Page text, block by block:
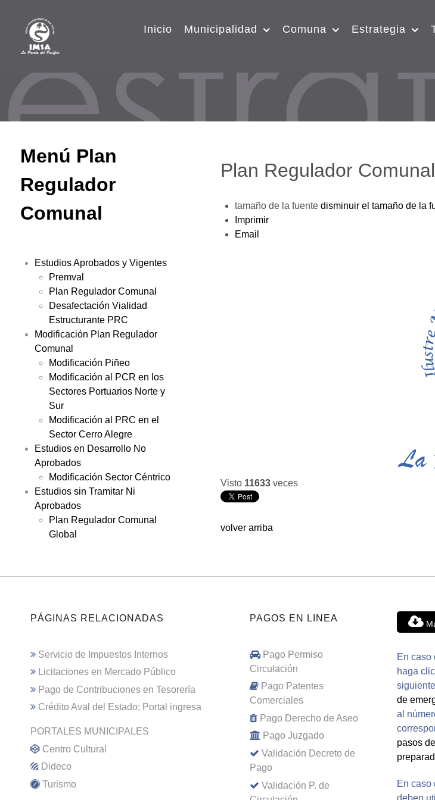
Inicio Municipalidad Comuna Estrategia
Menú Plan
Regulador
Comunal
Estudios Aprobados y Vigentes
Premval
Plan Regulador Comunal
Desafectación Vialidad
Estructurante PRC
Modificación Plan Regulador
Comunal
Modificación Piñeo
Modificación al PCR en los
Sectores Portuarios Norte y
Sur
Modificación al PRC en el
Sector Cerro Alegre
Estudios en Desarrollo No
Aprobados
Modificación Sector Céntrico
Estudios sin Tramitar Ni
Aprobados
Plan Regulador Comunal
Global
Plan Regulador
tamaño de la fuente disminuir el tamaño de la
Imprimir
Email
Visto 11633 veces
volver arriba
PÁGINAS RELACIONADAS
Servicio de Impuestos Internos
Licitaciones en Mercado Público
Pago de Contribuciones en Tesorería
Crédito Aval del Estado; Portal ingresa
PORTALES MUNICIPALES
Centro Cultural
Dideco
Turismo
PAGOS EN LINEA
Pago Permiso
Circulación
Pago Patentes
Comerciales
Pago Derecho de Aseo
Pago Juzgado
Validación Decreto de
Pago
Validación P. de
En caso
haga
de
al
pasos
En caso
deben